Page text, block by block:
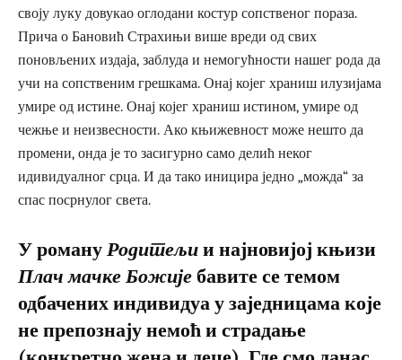
своју луку довукао оглодани костур сопственог пораза.
Прича о Бановић Страхињи више вреди од свих
поновљених издаја, заблуда и немогућности нашег рода да
учи на сопственим грешкама. Онај којег храниш илузијама
умире од истине. Онај којег храниш истином, умире од
чежње и неизвесности. Ако књижевност може нешто да
промени, онда је то засигурно само делић неког
идивидуалног срца. И да тако иницира једно „можда“ за
спас посрнулог света.
У романуРодитељии најновијој књизи
Плач мачке Божијебавите се темом
одбачених индивидуа у заједницама које
не препознају немоћ и страдање